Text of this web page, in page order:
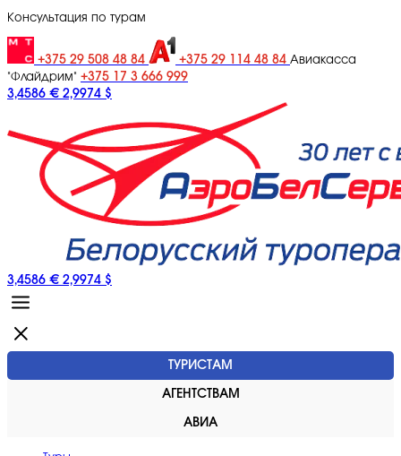
Консультация по турам
+375 29 508 48 84 +375 29 114 48 84 Авиакасса
"Флайдрим" +375 17 3 666 999
3,4586 € 2,9974 $
3,4586 € 2,9974 $
ТУРИСТАМ
АГЕНТСТВАМ
АВИА